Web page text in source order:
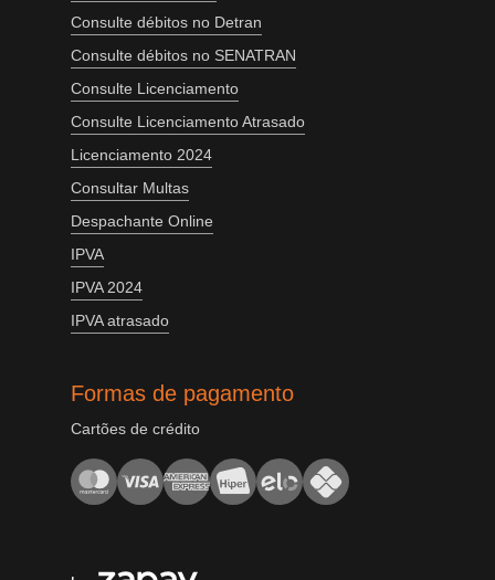
Consulte débitos no Detran
Consulte débitos no SENATRAN
Consulte Licenciamento
Consulte Licenciamento Atrasado
Licenciamento 2024
Consultar Multas
Despachante Online
IPVA
IPVA 2024
IPVA atrasado
Formas de pagamento
Cartões de crédito